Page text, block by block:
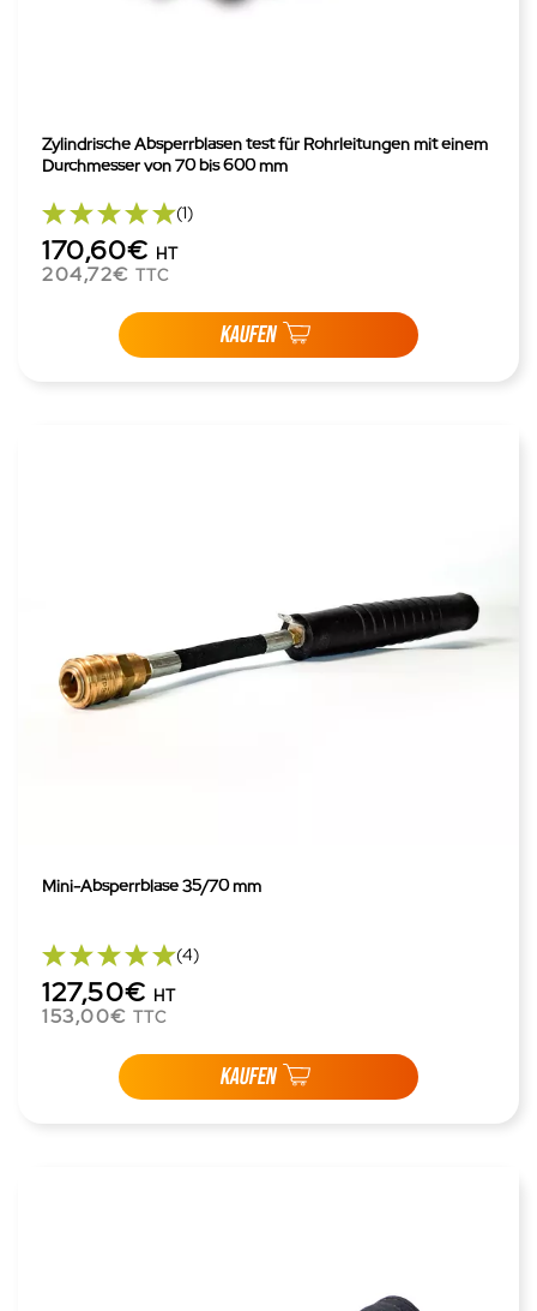
Zylindrische Absperrblasen test für Rohrleitungen mit einem
Durchmesser von 70 bis 600 mm
(1)
170,60€ HT
204,72€ TTC
KAUFEN
Mini-Absperrblase 35/70 mm
(4)
127,50€ HT
153,00€ TTC
KAUFEN